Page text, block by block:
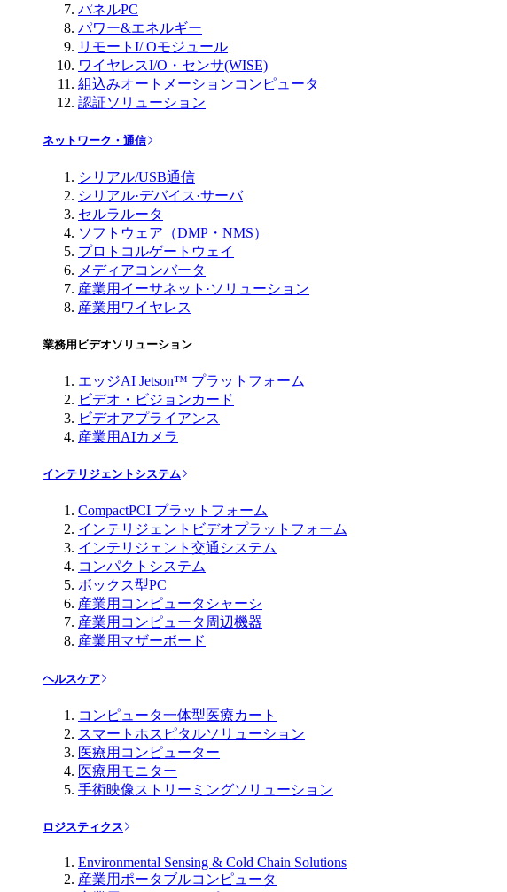
パネルPC
パワー&エネルギー
リモートI/ Oモジュール
ワイヤレスI/O・センサ(WISE)
組込みオートメーションコンピュータ
認証ソリューション
ネットワーク・通信
シリアル/USB通信
シリアル·デバイス·サーバ
セルラルータ
ソフトウェア（DMP・NMS）
プロトコルゲートウェイ
メディアコンバータ
産業用イーサネット·ソリューション
産業用ワイヤレス
業務用ビデオソリューション
エッジAI Jetson™ プラットフォーム
ビデオ・ビジョンカード
ビデオアプライアンス
産業用AIカメラ
インテリジェントシステム
CompactPCI プラットフォーム
インテリジェントビデオプラットフォーム
インテリジェント交通システム
コンパクトシステム
ボックス型PC
産業用コンピュータシャーシ
産業用コンピュータ周辺機器
産業用マザーボード
ヘルスケア
コンピュータ一体型医療カート
スマートホスピタルソリューション
医療用コンピューター
医療用モニター
手術映像ストリーミングソリューション
ロジスティクス
Environmental Sensing & Cold Chain Solutions
産業用ポータブルコンピュータ